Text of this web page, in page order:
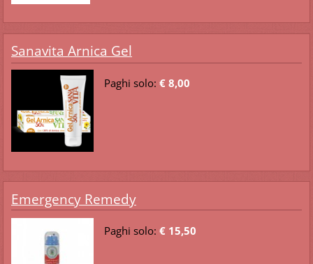
Sanavita Arnica Gel
Paghi solo: € 8,00
Emergency Remedy
Paghi solo: € 15,50